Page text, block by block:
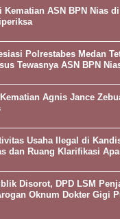
ASN BPN Nias
Polrestabes Medan
Tewasnya ASN BPN
Agnis Jance
Usaha Ilegal di
dan Ruang Klarifikasi
Disorot, DPD LSM
Oknum Dokter Gigi